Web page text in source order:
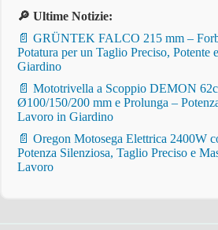
🔎 Ultime Notizie:
📄 GRÜNTEK FALCO 215 mm –
Potatura per un Taglio Preciso, Potente
Giardino
📄 Mototrivella a Scoppio DEMON
Ø100/150/200 mm e Prolunga –
Lavoro in Giardino
📄 Oregon Motosega Elettrica 2400W
Potenza Silenziosa, Taglio Preciso e
Lavoro